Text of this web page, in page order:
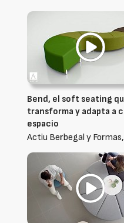
Bend, el soft seating
transforma y adapta a
espacio
Actiu Berbegal y Formas,